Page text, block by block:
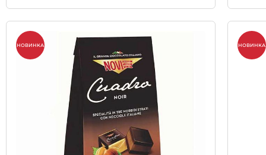
НОВИНКА НОВИНКА